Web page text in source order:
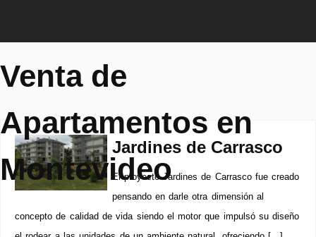
Venta de
Apartamentos en
Montevideo
Jardines de Carrasco
El proyecto Jardines de Carrasco fue creado
pensando en darle otra dimensión al
concepto de calidad de vida siendo el motor que impulsó su diseño